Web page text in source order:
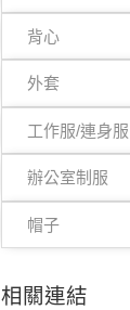
背心
外套
工作服/連身服
辦公室制服
帽子
相關連結